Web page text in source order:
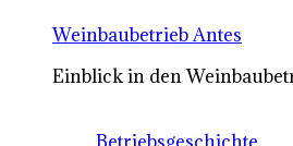
Weinbaubetrieb Antes
Einblick in den